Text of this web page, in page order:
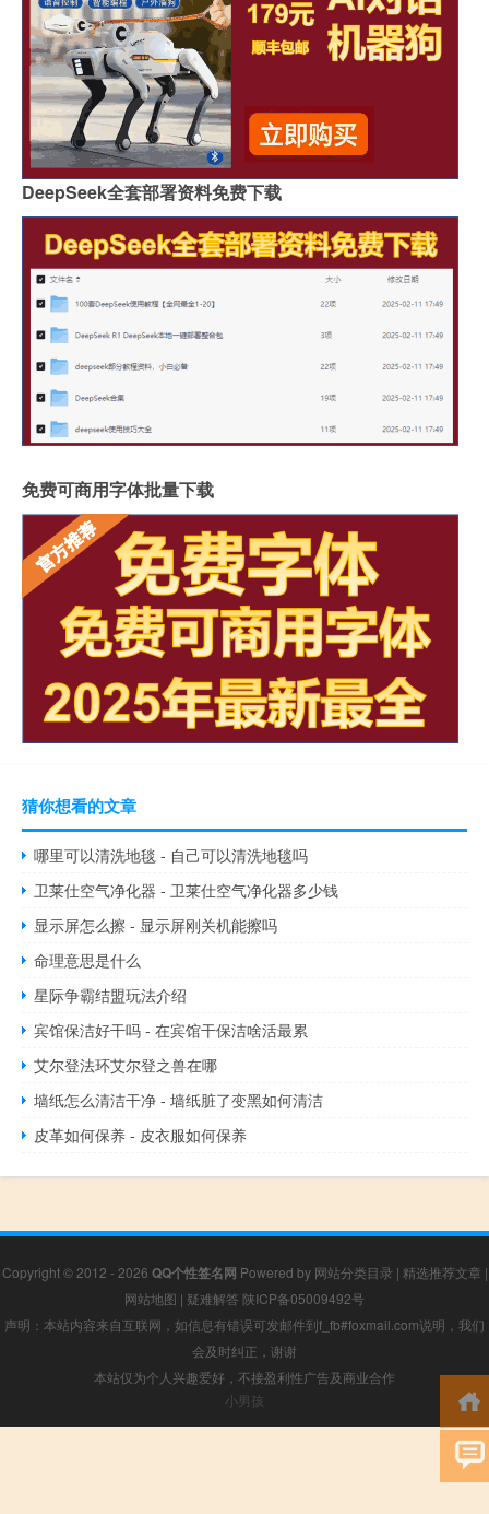
DeepSeek全套部署资料免费下载
免费可商用字体批量下载
猜你想看的文章
哪里可以清洗地毯 - 自己可以清洗地毯吗
卫莱仕空气净化器 - 卫莱仕空气净化器多少钱
显示屏怎么擦 - 显示屏刚关机能擦吗
命理意思是什么
星际争霸结盟玩法介绍
宾馆保洁好干吗 - 在宾馆干保洁啥活最累
艾尔登法环艾尔登之兽在哪
墙纸怎么清洁干净 - 墙纸脏了变黑如何清洁
皮革如何保养 - 皮衣服如何保养
Copyright © 2012 - 2026 QQ个性签名网 Powered by 网站分类目录 | 精选推荐文章 |
网站地图 | 疑难解答 陕ICP备05009492号
声明：本站内容来自互联网，如信息有错误可发邮件到f_fb#foxmail.com说明，我们
会及时纠正，谢谢
本站仅为个人兴趣爱好，不接盈利性广告及商业合作
小男孩